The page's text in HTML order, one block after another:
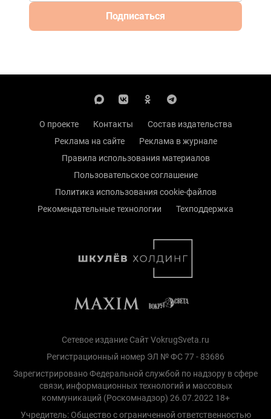
Подписаться
О проекте Контакты
Состав издательства
Реклама на сайте
Реклама в журнале
Правила использования материалов
Пользовательское соглашение
Политика использования cookie-файлов
Рекомендательные технологии
Техподдержка
Сетевое издание Сайт VokrugSveta.ru
Регистрационный номер ЭЛ № ФС 77 - 83686
Зарегистрировано Федеральной службой по надзору в сфере
связи, информационных технологий и массовых
коммуникаций (Роскомнадзор) 26.07.2022 18+
Учредитель: Общество с ограниченной ответственностью